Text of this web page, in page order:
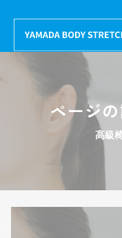
テ
ページ
高級